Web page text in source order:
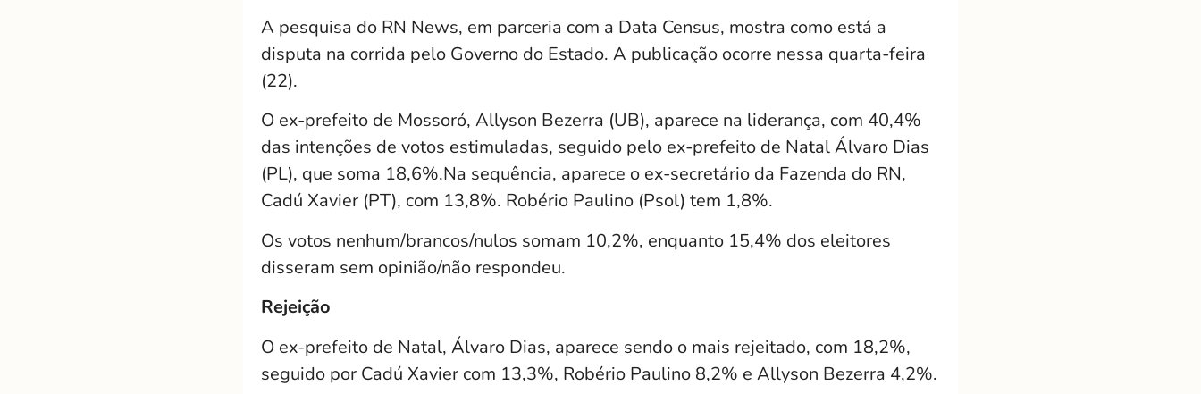
A pesquisa do RN News, em parceria com a Data Census, mostra como está a
disputa na corrida pelo Governo do Estado. A publicação ocorre nessa quarta-feira
(22).
O ex-prefeito de Mossoró, Allyson Bezerra (UB), aparece na liderança, com 40,4%
das intenções de votos estimuladas, seguido pelo ex-prefeito de Natal Álvaro Dias
(PL), que soma 18,6%.Na sequência, aparece o ex-secretário da Fazenda do RN,
Cadú Xavier (PT), com 13,8%. Robério Paulino (Psol) tem 1,8%.
Os votos nenhum/brancos/nulos somam 10,2%, enquanto 15,4% dos eleitores
disseram sem opinião/não respondeu.
Rejeição
O ex-prefeito de Natal, Álvaro Dias, aparece sendo o mais rejeitado, com 18,2%,
seguido por Cadú Xavier com 13,3%, Robério Paulino 8,2% e Allyson Bezerra 4,2%.